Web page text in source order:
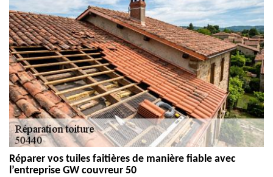
Réparer vos tuiles faitières de manière fiable avec
l’entreprise GW couvreur 50